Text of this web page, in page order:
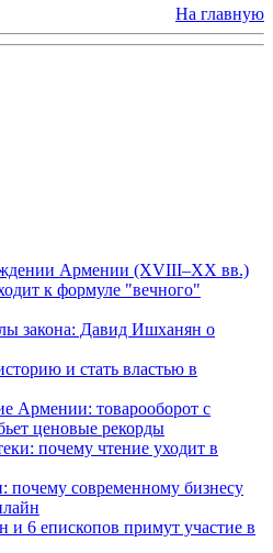
На главную
Армении (XVIII–XX вв.)
к формуле "вечного"
закона: Давид Ишханян о
и стать властью в
Армении: товарооборот с
ценовые рекорды
почему чтение уходит в
почему современному бизнесу
и 6 епископов примут участие в